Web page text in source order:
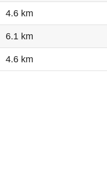
4.6 km
6.1 km
4.6 km